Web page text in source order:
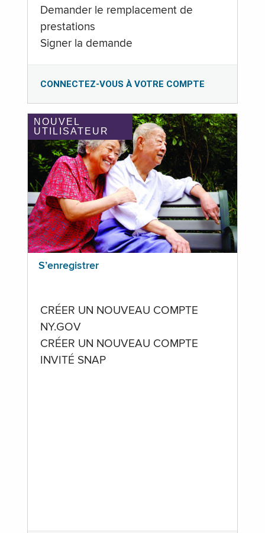
Demander le remplacement de
prestations
Signer la demande
CONNECTEZ-VOUS À VOTRE COMPTE
NOUVEL
UTILISATEUR
S’enregistrer
CRÉER UN NOUVEAU COMPTE
NY.GOV
CRÉER UN NOUVEAU COMPTE
INVITÉ SNAP